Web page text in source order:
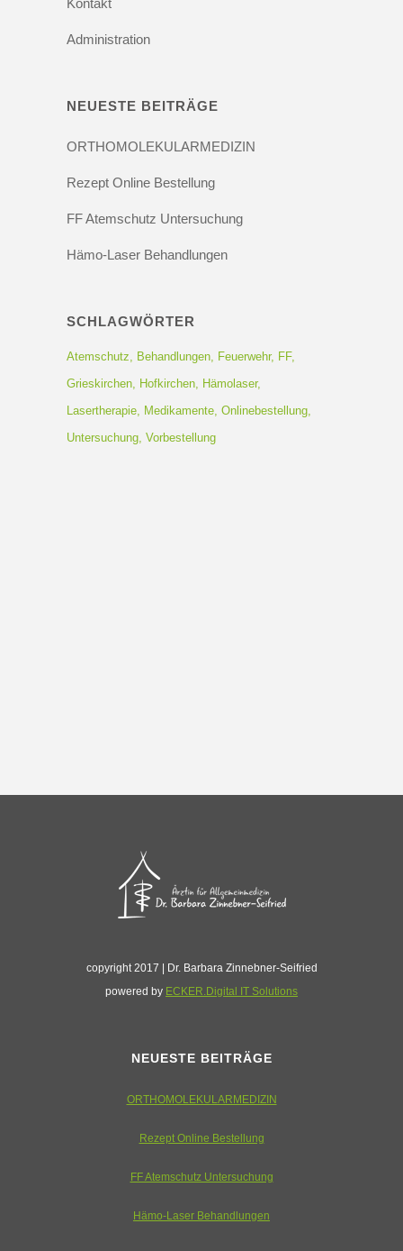
Administration
NEUESTE BEITRÄGE
ORTHOMOLEKULARMEDIZIN
Rezept Online Bestellung
FF Atemschutz Untersuchung
Hämo-Laser Behandlungen
SCHLAGWÖRTER
Atemschutz Behandlungen Feuerwehr FF
Grieskirchen Hofkirchen Hämolaser
Lasertherapie Medikamente Onlinebestellung
Untersuchung Vorbestellung
copyright 2017 | Dr. Barbara Zinnebner-Seifried
powered by ECKER.Digital IT Solutions
NEUESTE BEITRÄGE
ORTHOMOLEKULARMEDIZIN
Rezept Online Bestellung
FF Atemschutz Untersuchung
Hämo-Laser Behandlungen